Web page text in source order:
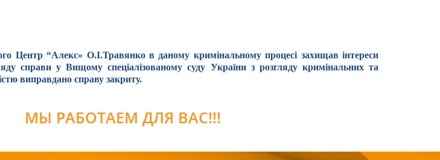
Центр “Алекс» О.І.Травянко в даному кримінальному процесі захищав інтереси
справи у Вищому спеціалізованому суду України з розгляду кримінальних та
виправдано справу закриту.
МЫ РАБОТАЕМ ДЛЯ ВАС!!!